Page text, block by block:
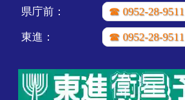
県庁前： ☎ 0952-28-9511
東進： ☎ 0952-28-9511